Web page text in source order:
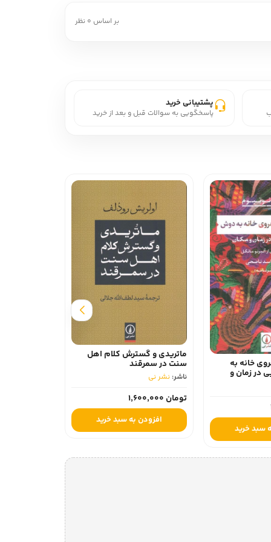
بر اساس 0 نظر
پشتیبانی خرید
پاسخگویی به سوالات قبل و بعد از خرید
خانه به
در زمان و
سبد خرید
ماتریدی و گسترش کلام اهل
سنت در سمرقند
ناشر: نشر نی
تومان 1,600,000
افزودن به سبد خرید